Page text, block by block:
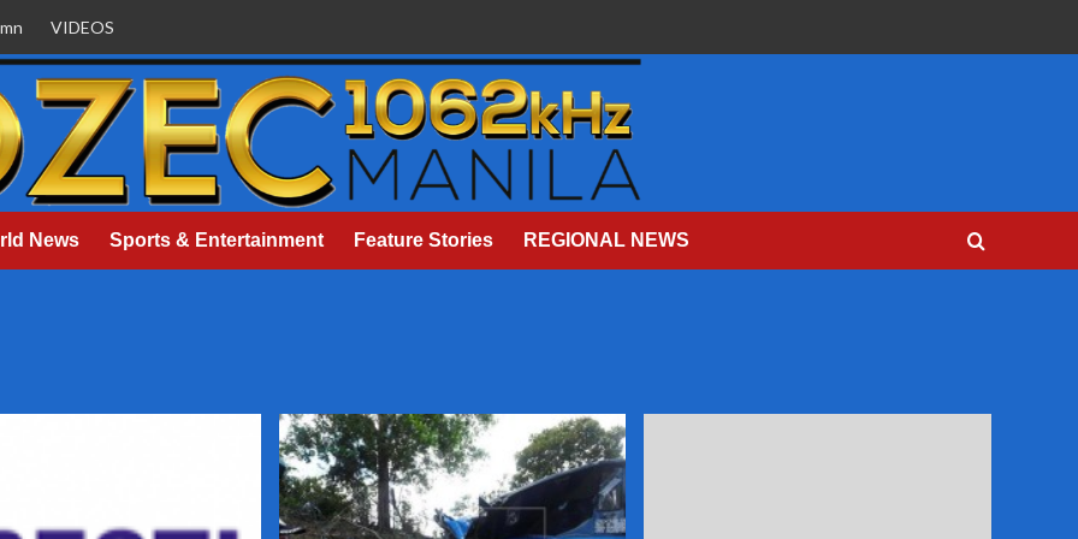
VIDEOS
News Sports & Entertainment Feature Stories REGIONAL NEWS